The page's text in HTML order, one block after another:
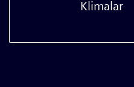
Klimalar